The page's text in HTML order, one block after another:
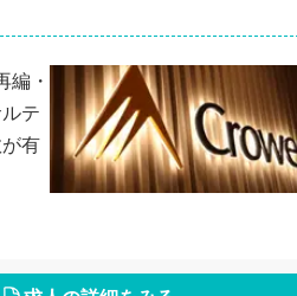
編・
テ
有